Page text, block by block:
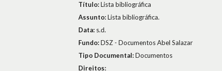
Título:Lista bibliográfica
Assunto:Lista bibliográfica.
Data: s.d.
Fundo:DSZ - Documentos Abel Salazar
Tipo Documental:Documentos
Direitos: